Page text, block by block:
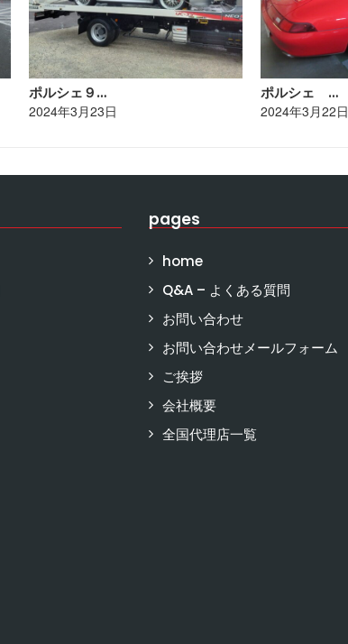
ポルシェ９…
2024年3月23日
ポルシェ …
2024年3月22日
pages
home
Q&A – よくある質問
お問い合わせ
お問い合わせメールフォーム
ご挨拶
会社概要
全国代理店一覧